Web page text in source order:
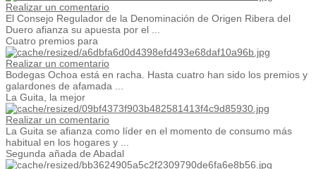
Realizar un comentario
El Consejo Regulador de la Denominación de Origen Ribera del
Duero afianza su apuesta por el ...
Cuatro premios para
Realizar un comentario
Bodegas Ochoa está en racha. Hasta cuatro han sido los premios y
galardones de afamada ...
La Guita, la mejor
Realizar un comentario
La Guita se afianza como líder en el momento de consumo más
habitual en los hogares y ...
Segunda añada de Abadal